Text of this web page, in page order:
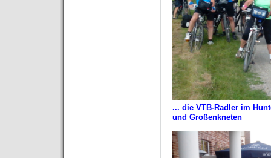
... die VTB-Radler im
und Großenkneten